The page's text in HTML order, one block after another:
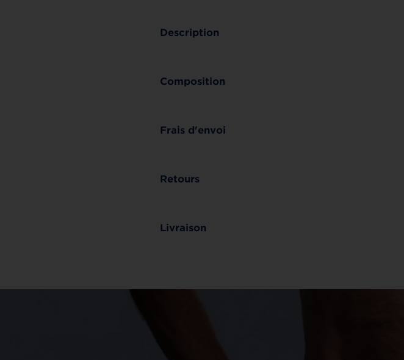
Description
Composition
Frais d'envoi
Retours
Livraison